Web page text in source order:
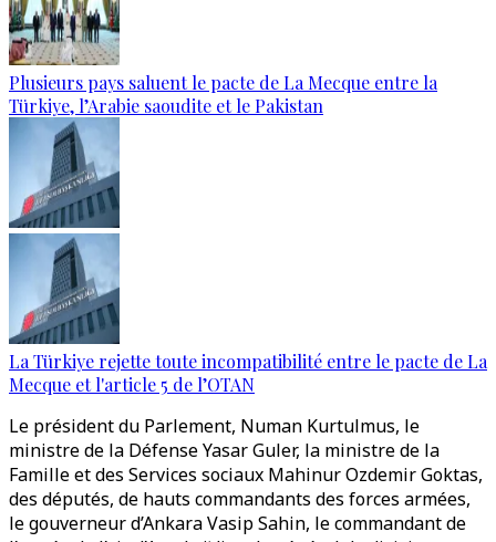
Plusieurs pays saluent le pacte de La Mecque entre la
Türkiye, l’Arabie saoudite et le Pakistan
La Türkiye rejette toute incompatibilité entre le pacte de La
Mecque et l'article 5 de l’OTAN
Le président du Parlement, Numan Kurtulmus, le
ministre de la Défense Yasar Guler, la ministre de la
Famille et des Services sociaux Mahinur Ozdemir Goktas,
des députés, de hauts commandants des forces armées,
le gouverneur d’Ankara Vasip Sahin, le commandant de